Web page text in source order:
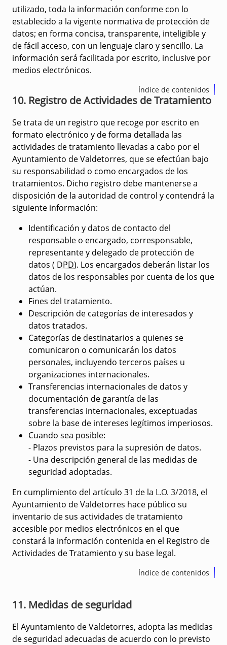
utilizado, toda la información conforme con lo
establecido a la vigente normativa de protección de
datos; en forma concisa, transparente, inteligible y
de fácil acceso, con un lenguaje claro y sencillo. La
información será facilitada por escrito, inclusive por
medios electrónicos.
Índice de contenidos
10. Registro de Actividades de Tratamiento
Se trata de un registro que recoge por escrito en
formato electrónico y de forma detallada las
actividades de tratamiento llevadas a cabo por el
Ayuntamiento de Valdetorres, que se efectúan bajo
su responsabilidad o como encargados de los
tratamientos. Dicho registro debe mantenerse a
disposición de la autoridad de control y contendrá la
siguiente información:
Identificación y datos de contacto del
responsable o encargado, corresponsable,
representante y delegado de protección de
datos ( DPD). Los encargados deberán listar los
datos de los responsables por cuenta de los que
actúan.
Fines del tratamiento.
Descripción de categorías de interesados y
datos tratados.
Categorías de destinatarios a quienes se
comunicaron o comunicarán los datos
personales, incluyendo terceros países u
organizaciones internacionales.
Transferencias internacionales de datos y
documentación de garantía de las
transferencias internacionales, exceptuadas
sobre la base de intereses legítimos imperiosos.
Cuando sea posible:
- Plazos previstos para la supresión de datos.
- Una descripción general de las medidas de
seguridad adoptadas.
En cumplimiento del artículo 31 de la L.O. 3/2018, el
Ayuntamiento de Valdetorres hace público su
inventario de sus actividades de tratamiento
accesible por medios electrónicos en el que
constará la información contenida en el Registro de
Actividades de Tratamiento y su base legal.
Índice de contenidos
11. Medidas de seguridad
El Ayuntamiento de Valdetorres, adopta las medidas
de seguridad adecuadas de acuerdo con lo previsto